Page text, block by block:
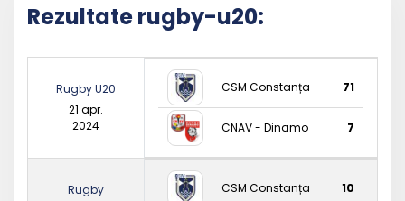
Rezultate rugby-u20:
Rugby U20
21 apr.
2024
CSM Constanța 71
CNAV - Dinamo 7
Rugby
CSM Constanța 10